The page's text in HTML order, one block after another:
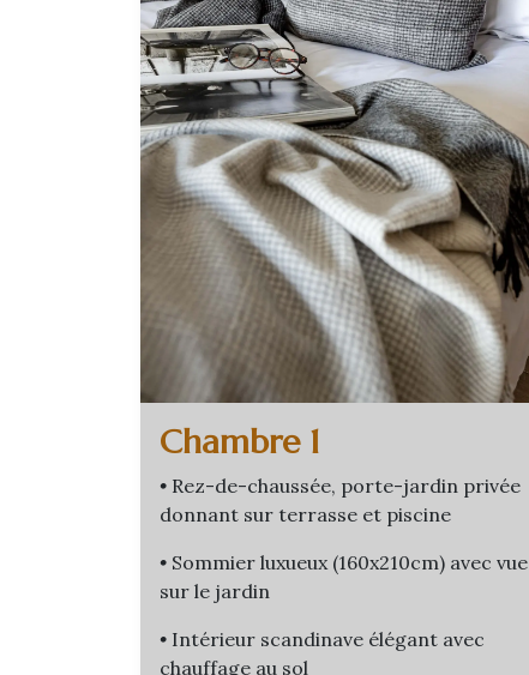
Chambre 1
• Rez-de-chaussée, porte-jardin privée
donnant sur terrasse et piscine
• Sommier luxueux (160x210cm) avec vue
sur le jardin
• Intérieur scandinave élégant avec
chauffage au sol